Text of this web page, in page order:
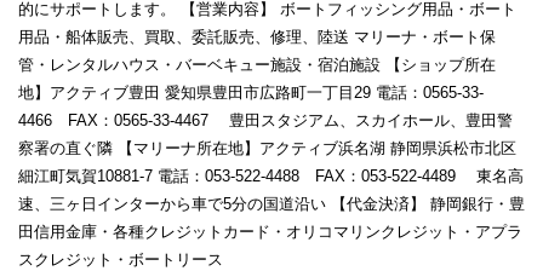
的にサポートします。 【営業内容】 ボートフィッシング用品・ボート
用品・船体販売、買取、委託販売、修理、陸送 マリーナ・ボート保
管・レンタルハウス・バーベキュー施設・宿泊施設 【ショップ所在
地】アクティブ豊田 愛知県豊田市広路町一丁目29 電話：0565-33-
4466 FAX：0565-33-4467 豊田スタジアム、スカイホール、豊田警
察署の直ぐ隣 【マリーナ所在地】アクティブ浜名湖 静岡県浜松市北区
細江町気賀10881-7 電話：053-522-4488 FAX：053-522-4489 東名高
速、三ヶ日インターから車で5分の国道沿い 【代金決済】 静岡銀行・豊
田信用金庫・各種クレジットカード・オリコマリンクレジット・アプラ
スクレジット・ボートリース